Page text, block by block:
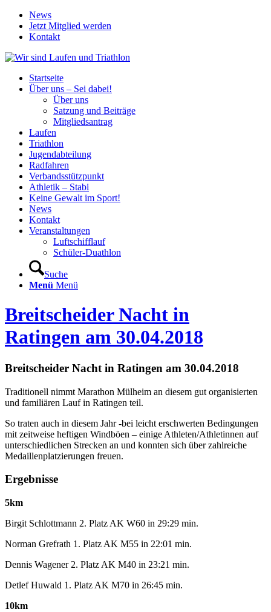
News
Jetzt Mitglied werden
Kontakt
Startseite
Über uns – Sei dabei!
Über uns
Satzung und Beiträge
Mitgliedsantrag
Laufen
Triathlon
Jugendabteilung
Radfahren
Verbandsstützpunkt
Athletik – Stabi
Keine Gewalt im Sport!
News
Kontakt
Veranstaltungen
Luftschifflauf
Schüler-Duathlon
Suche
Menü Menü
Breitscheider Nacht in
Ratingen am 30.04.2018
Breitscheider Nacht in Ratingen am 30.04.2018
Traditionell nimmt Marathon Mülheim an diesem gut organisierten
und familiären Lauf in Ratingen teil.
So traten auch in diesem Jahr -bei leicht erschwerten Bedingungen
mit zeitweise heftigen Windböen – einige Athleten/Athletinnen auf
unterschiedlichen Strecken an und konnten sich über zahlreiche
Medaillenplatzierungen freuen.
Ergebnisse
5km
Birgit Schlottmann 2. Platz AK W60 in 29:29 min.
Norman Grefrath 1. Platz AK M55 in 22:01 min.
Dennis Wagener 2. Platz AK M40 in 23:21 min.
Detlef Huwald 1. Platz AK M70 in 26:45 min.
10km